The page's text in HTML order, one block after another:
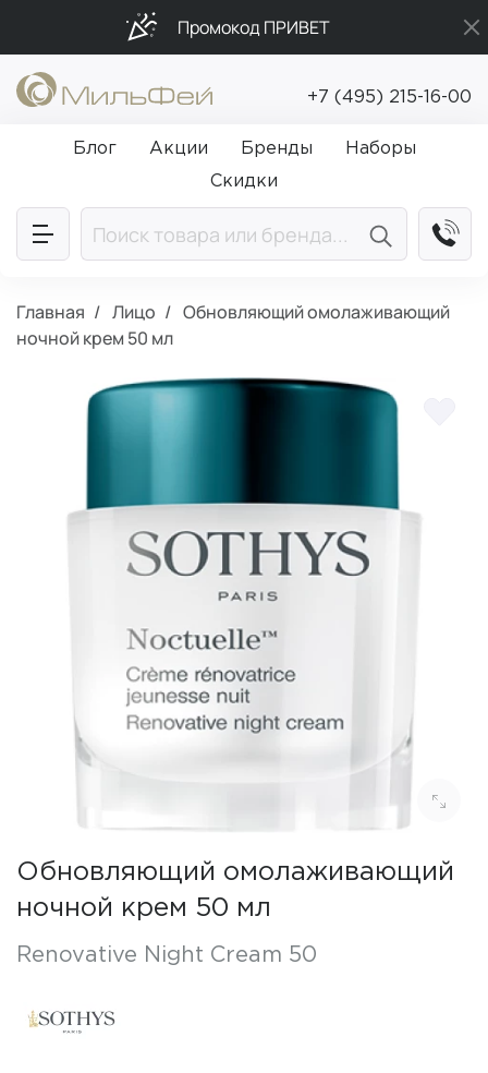
Промокод ПРИВЕТ
Бесплатная доставка от 5 000₽
Подарки в каждый заказ от 5 000₽
+7 (495) 215-16-00
Блог Акции Бренды
Наборы
Скидки
Главная Лицо
Обновляющий омолаживающий
ночной крем 50 мл
Обновляющий омолаживающий
ночной крем 50 мл
Renovative Night Cream 50